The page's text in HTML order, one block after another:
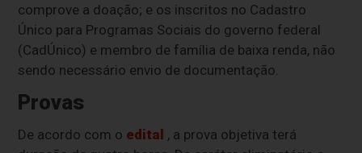
comprove a doação; e os inscritos no Cadastro
Único para Programas Sociais do governo federal
(CadÚnico) e membro de família de baixa renda, não
sendo necessário envio de documentação.
Provas
De acordo com o edital , a prova objetiva terá